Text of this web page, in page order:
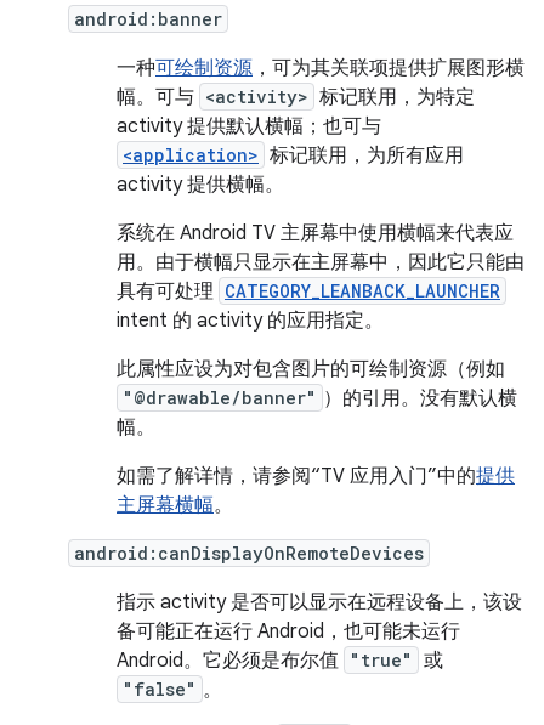
android:banner
一种可绘制资源 ，可为其关联项提供扩展图形横
幅。可与 <activity> 标记联用，为特定
activity 提供默认横幅；也可与
<application> 标记联用，为所有应用
activity 提供横幅。
系统在 Android TV 主屏幕中使用横幅来代表应
用。由于横幅只显示在主屏幕中，因此它只能由
具有可处理 CATEGORY_LEANBACK_LAUNCHER
intent 的 activity 的应用指定。
此属性应设为对包含图片的可绘制资源（例如
"@drawable/banner" ）的引用。没有默认横
幅。
如需了解详情，请参阅“TV 应用入门”中的提供
主屏幕横幅。
android:canDisplayOnRemoteDevices
指示 activity 是否可以显示在远程设备上，该设
备可能正在运行 Android，也可能未运行
Android。它必须是布尔值 "true" 或
"false" 。